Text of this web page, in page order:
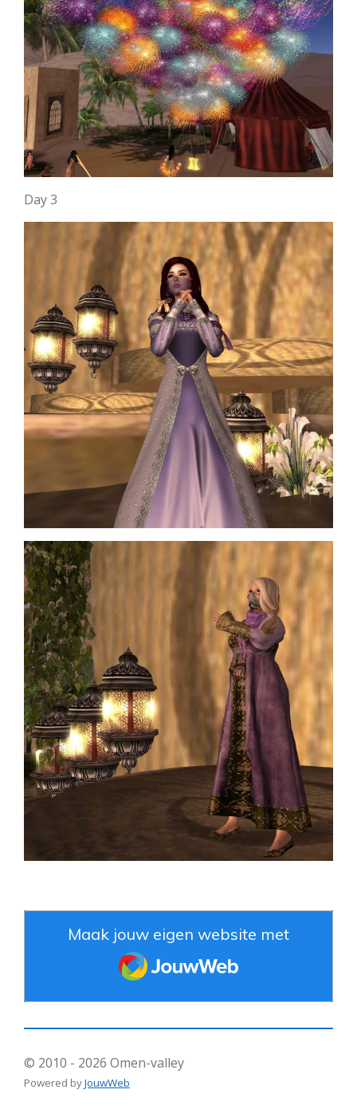
Day 3
Maak jouw eigen website met
JouwWeb
© 2010 - 2026 Omen-valley
Powered byJouwWeb